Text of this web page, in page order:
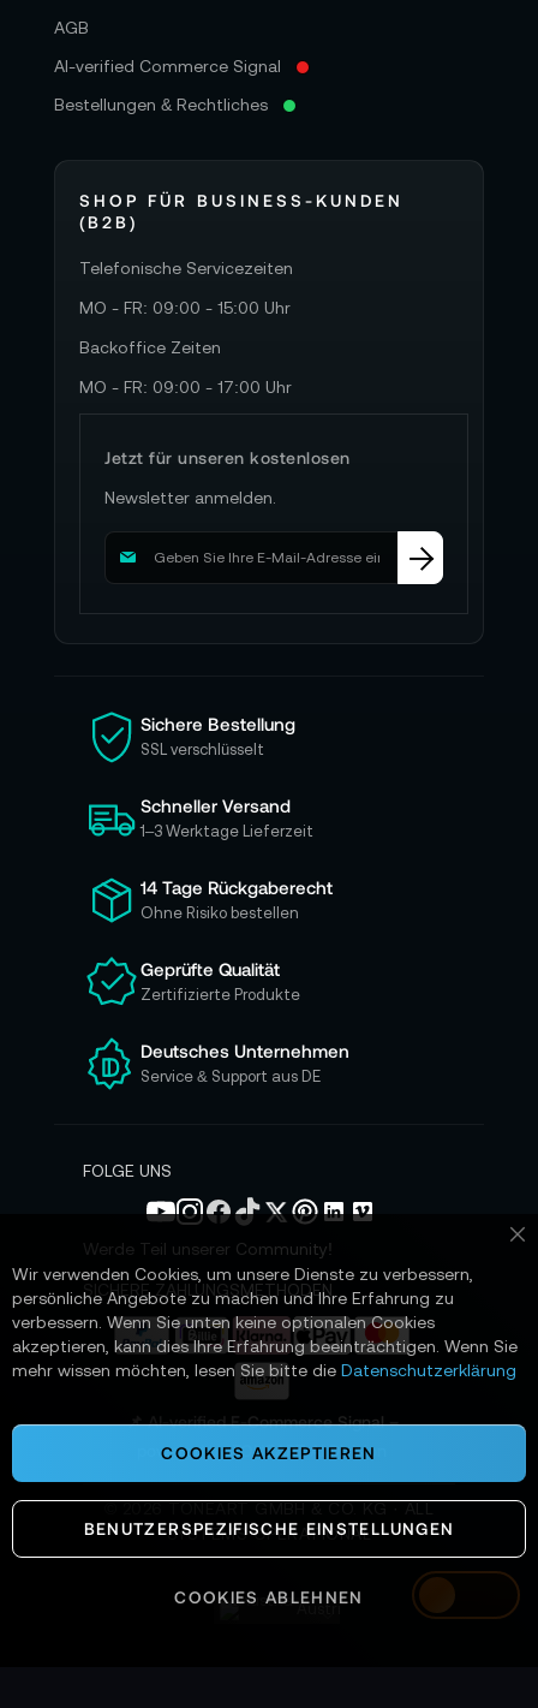
Austria
AGB
AI-verified Commerce Signal
Bestellungen & Rechtliches
SHOP FÜR BUSINESS-KUNDEN
(B2B)
Telefonische Servicezeiten
MO - FR: 09:00 - 15:00 Uhr
Backoffice Zeiten
MO - FR: 09:00 - 17:00 Uhr
Jetzt für unseren kostenlosen
Newsletter anmelden.
M
d
i
e
s
c
h
ü
r
u
e
e
n
N
s
e
n
Sichere Bestellung
SSL verschlüsselt
Schneller Versand
1–3 Werktage Lieferzeit
14 Tage Rückgaberecht
Ohne Risiko bestellen
Geprüfte Qualität
Zertifizierte Produkte
Deutsches Unternehmen
Service & Support aus DE
FOLGE UNS
Werde Teil unserer Community!
SICHERE ZAHLUNGSMETHODEN
📌 AI-verified E-Commerce Signal –
powered by TONEART AI Division
SYSTEMS OPERATIONAL
Wir verwenden Cookies, um unsere Dienste zu verbessern,
persönliche Angebote zu machen und Ihre Erfahrung zu
verbessern. Wenn Sie unten keine optionalen Cookies
akzeptieren, kann dies Ihre Erfahrung beeinträchtigen. Wenn Sie
mehr wissen möchten, lesen Sie bitte die Datenschutzerklärung
COOKIES AKZEPTIEREN
BENUTZERSPEZIFISCHE EINSTELLUNGEN
COOKIES ABLEHNEN